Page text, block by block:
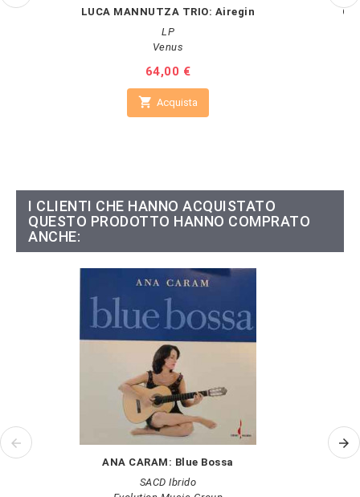
LUCA MANNUTZA TRIO: Airegin
LP
Venus
Prezzo
64,00 €
 Acquista
I CLIENTI CHE HANNO ACQUISTATO
QUESTO PRODOTTO HANNO COMPRATO
ANCHE:
ANA CARAM: Blue Bossa
SACD Ibrido